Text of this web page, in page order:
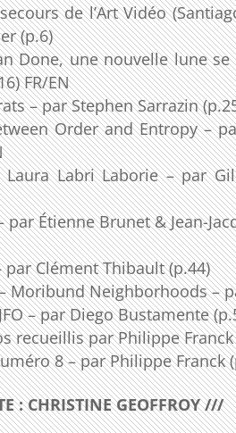
de l’Art Vidéo
(p.6)
Done, une nouvelle lune se
FR/EN
– par Stephen Sarrazin
Order and Entropy –
Labri Laborie – par
par Étienne Brunet & Jean-
Clément Thibault (p.44)
Moribund Neighborhoods –
– par Diego Bustamente
recueillis par Philippe Franck
8 – par Philippe Franck
: CHRISTINE GEOFFROY ///